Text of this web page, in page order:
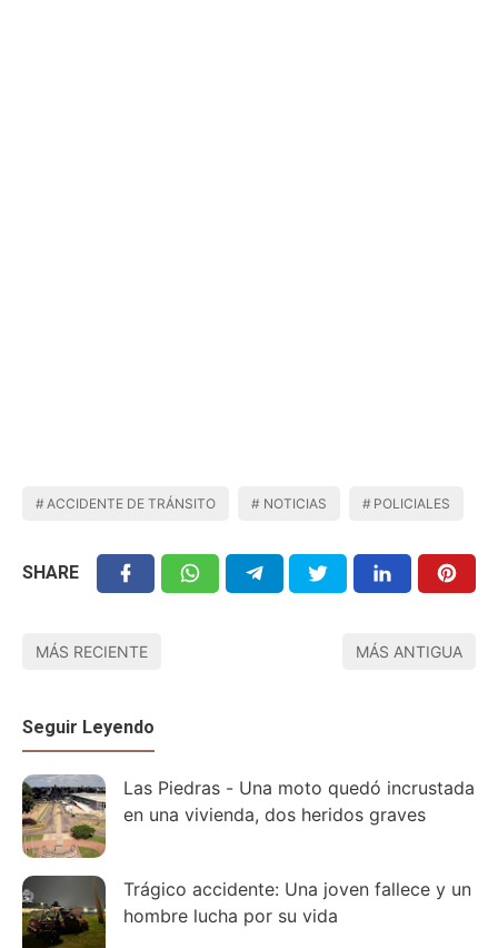
ACCIDENTE DE TRÁNSITO NOTICIAS POLICIALES
SHARE
MÁS RECIENTE MÁS ANTIGUA
Seguir Leyendo
Las Piedras - Una moto quedó incrustada
en una vivienda, dos heridos graves
Trágico accidente: Una joven fallece y un
hombre lucha por su vida